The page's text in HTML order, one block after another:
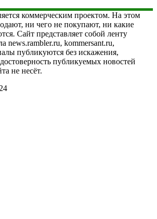
коммерческим проектом. На этом
ни чего не покупают, ни какие
Сайт представляет собой ленту
news.rambler.ru, kommersant.ru,
публикуются без искажения,
достоверность публикуемых новостей
не несёт.